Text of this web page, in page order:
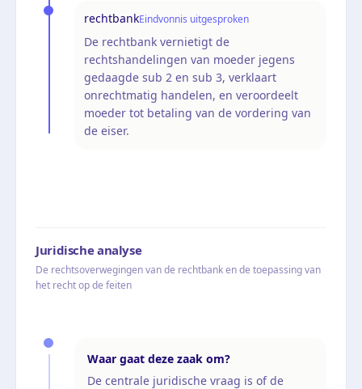
rechtbankEindvonnis uitgesproken
De rechtbank vernietigt de
rechtshandelingen van moeder jegens
gedaagde sub 2 en sub 3, verklaart
onrechtmatig handelen, en veroordeelt
moeder tot betaling van de vordering van
de eiser.
Juridische analyse
De rechtsoverwegingen van de rechtbank en de toepassing van
het recht op de feiten
Waar gaat deze zaak om?
De centrale juridische vraag is of de